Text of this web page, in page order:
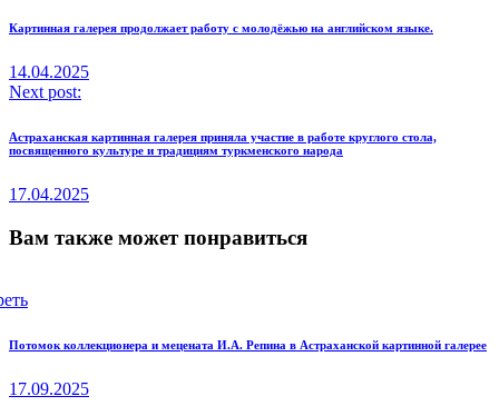
Картинная галерея продолжает работу с молодёжью на английском языке.
14.04.2025
Next post:
Астраханская картинная галерея приняла участие в работе круглого стола,
посвященного культуре и традициям туркменского народа
17.04.2025
Вам также может понравиться
Потомок коллекционера и мецената И.А. Репина в Астраханской картинной галерее
17.09.2025